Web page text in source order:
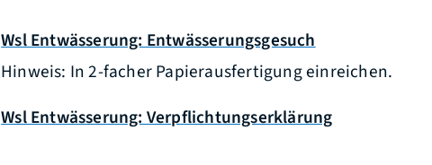
Wsl Entwässerung: Entwässerungsgesuch
Hinweis: In 2-facher Papierausfertigung einreichen.
Wsl Entwässerung: Verpflichtungserklärung